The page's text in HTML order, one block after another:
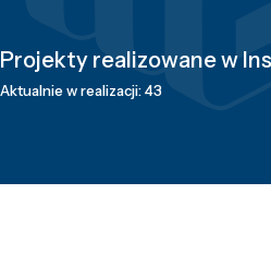
Projekty realizowane w
Aktualnie w realizacji: 43